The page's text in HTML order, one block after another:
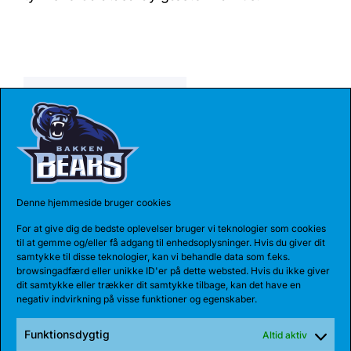
Denne hjemmeside bruger cookies
For at give dig de bedste oplevelser bruger vi teknologier som cookies
til at gemme og/eller få adgang til enhedsoplysninger. Hvis du giver dit
samtykke til disse teknologier, kan vi behandle data som f.eks.
browsingadfærd eller unikke ID'er på dette websted. Hvis du ikke giver
dit samtykke eller trækker dit samtykke tilbage, kan det have en
negativ indvirkning på visse funktioner og egenskaber.
Funktionsdygtig Altid aktiv
Share:
SENESTE NYHEDER